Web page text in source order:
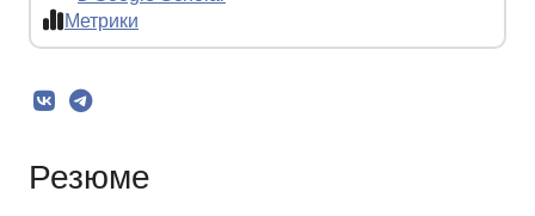
Метрики
Резюме